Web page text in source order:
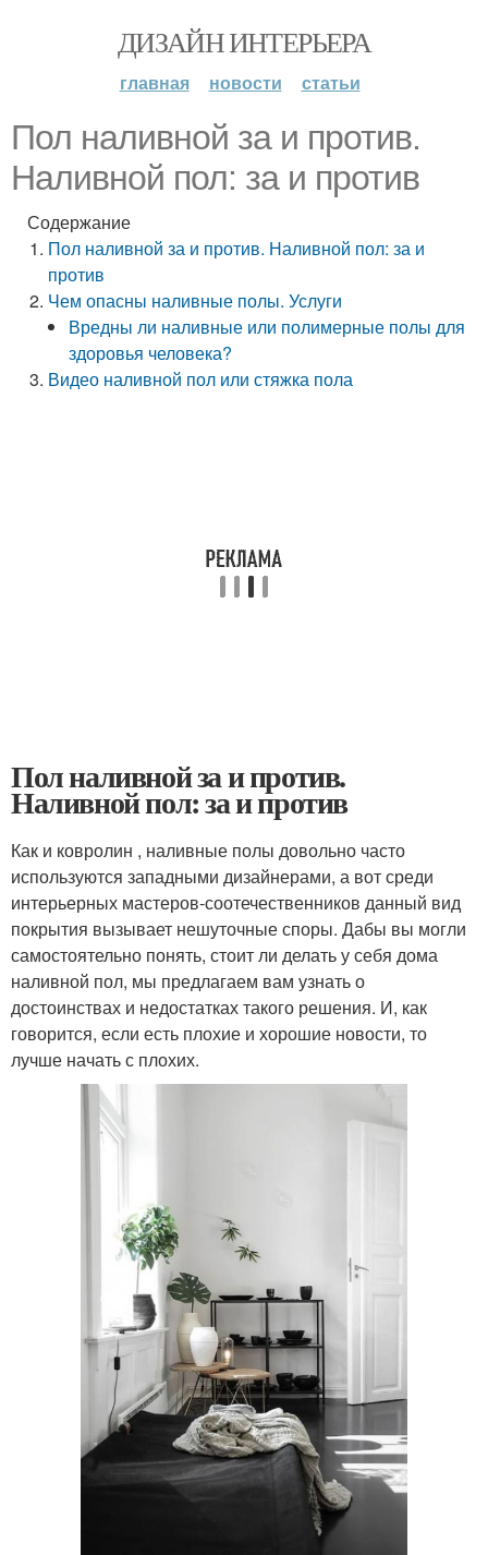
ДИЗАЙН ИНТЕРЬЕРА
главная новости статьи
Пол наливной за и против.
Наливной пол: за и против
Содержание
Пол наливной за и против. Наливной пол: за и
против
Чем опасны наливные полы. Услуги
Вредны ли наливные или полимерные полы для
здоровья человека?
Видео наливной пол или стяжка пола
Пол наливной за и против.
Наливной пол: за и против
Как и ковролин , наливные полы довольно часто
используются западными дизайнерами, а вот среди
интерьерных мастеров-соотечественников данный вид
покрытия вызывает нешуточные споры. Дабы вы могли
самостоятельно понять, стоит ли делать у себя дома
наливной пол, мы предлагаем вам узнать о
достоинствах и недостатках такого решения. И, как
говорится, если есть плохие и хорошие новости, то
лучше начать с плохих.